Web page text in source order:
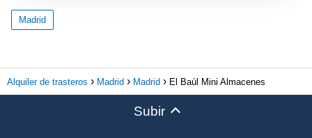
Madrid
Alquiler de trasteros Madrid Madrid El Baúl Mini Almacenes
Subir